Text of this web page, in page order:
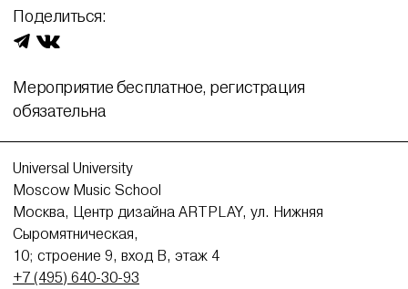
Поделиться:
Мероприятие бесплатное, регистрация
обязательна
Universal University
Moscow Music School
Москва, Центр дизайна ARTPLAY, ул. Нижняя
Сыромятническая,
10; строение 9, вход В, этаж 4
+7 (495) 640-30-93